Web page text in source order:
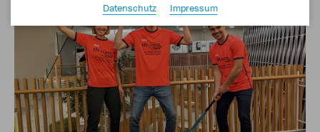
Datenschutz
Impressum